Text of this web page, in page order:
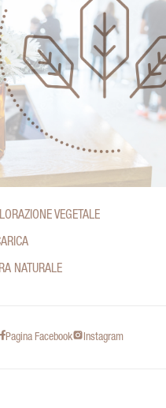
VEGETALE
NATURALE
Pagina Facebook Instagram